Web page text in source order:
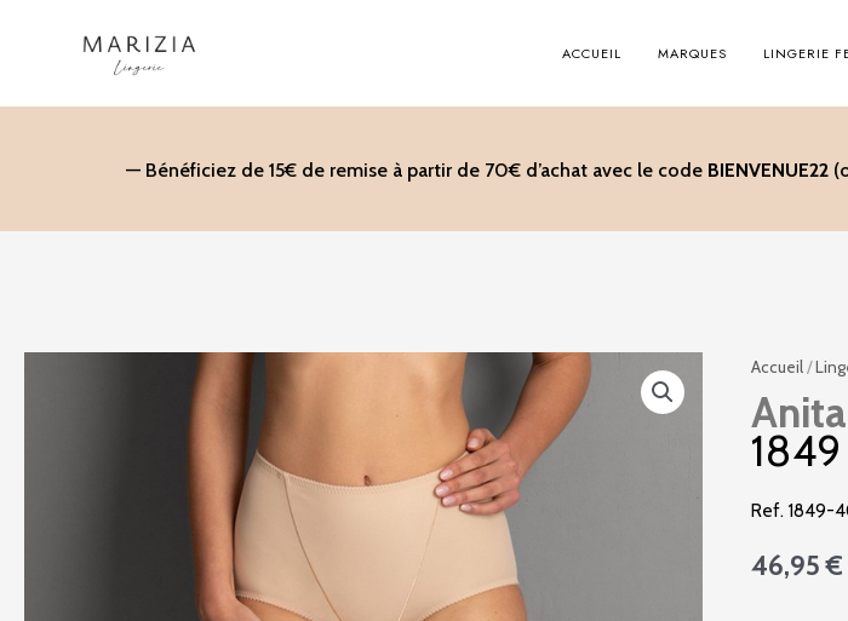
ACCUEIL MARQUES LINGERIE
— Bénéficiez de 15€ de remise à partir de 70€ d’achat avec le code BIENVENUE22
Accueil/
Anita
Ref. 1849-
46,95€